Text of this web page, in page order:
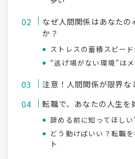
なぜ人間関係はあなたの
か？
ストレスの蓄積スピー
“逃げ場がない環境”は
注意！人間関係が限界な
転職で、あなたの人生を
辞める前に知ってほし
どう動けばいい？転職
ト